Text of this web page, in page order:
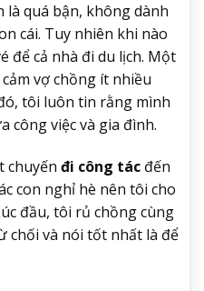
là quá bận, không dành
cái. Tuy nhiên khi nào
để cả nhà đi du lịch. Một
vợ chồng ít nhiều
tôi luôn tin rằng mình
công việc và gia đình.
chuyến đi công tác đến
con nghỉ hè nên tôi cho
đầu, tôi rủ chồng cùng
chối và nói tốt nhất là để